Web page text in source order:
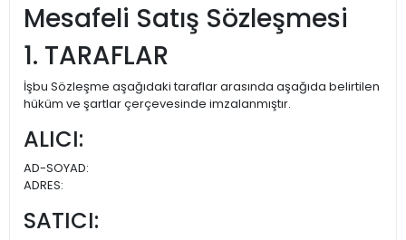
Mesafeli Satış Sözleşmesi
1. TARAFLAR
İşbu Sözleşme aşağıdaki taraflar arasında aşağıda belirtilen
hüküm ve şartlar çerçevesinde imzalanmıştır.
ALICI:
AD-SOYAD:
ADRES:
SATICI: